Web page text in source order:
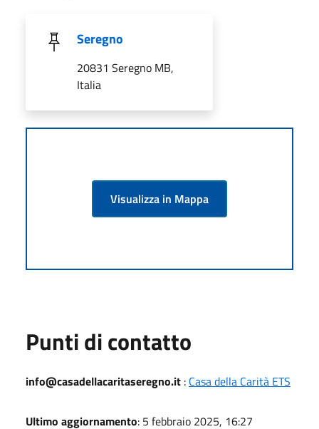
Seregno
20831 Seregno MB,
Italia
Visualizza in Mappa
Punti di contatto
info@casadellacaritaseregno.it : Casa della Carità ETS
Ultimo aggiornamento: 5 febbraio 2025, 16:27